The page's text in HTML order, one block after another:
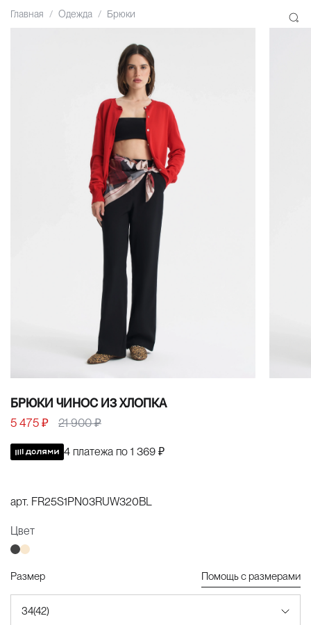
Главная Одежда Брюки
БРЮКИ ЧИНОС ИЗ ХЛОПКА
Цвет
Размер Помощь с размерами
34(42)
5 475 ₽ 21 900 ₽
4 платежа по 1 369 ₽
арт. FR25S1PN03RUW320BL